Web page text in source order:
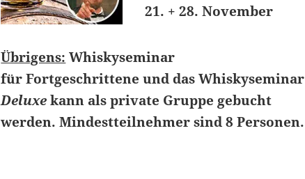
21. + 28. November
Übrigens: Whiskyseminar
fürFortgeschritteneund das Whiskyseminar
Deluxe kann als private Gruppe gebucht
werden. Mindestteilnehmer sind 8 Personen.